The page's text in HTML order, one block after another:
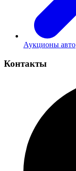
Аукционы авто
Контакты